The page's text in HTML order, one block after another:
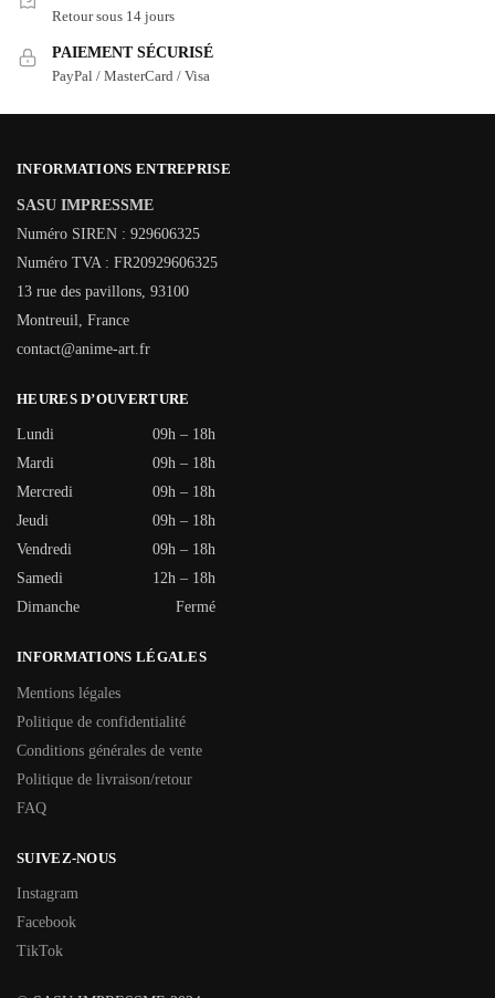
Retour sous 14 jours
PAIEMENT SÉCURISÉ
PayPal / MasterCard / Visa
INFORMATIONS ENTREPRISE
SASU IMPRESSME
Numéro SIREN : 929606325
Numéro TVA : FR20929606325
13 rue des pavillons, 93100
Montreuil, France
contact@anime-art.fr
HEURES D’OUVERTURE
Lundi
09h – 18h
Mardi
09h – 18h
Mercredi
09h – 18h
Jeudi
09h – 18h
Vendredi
09h – 18h
Samedi
12h – 18h
Dimanche
Fermé
INFORMATIONS LÉGALES
Mentions légales
Politique de confidentialité
Conditions générales de vente
Politique de livraison/retour
FAQ
SUIVEZ-NOUS
Instagram
Facebook
TikTok